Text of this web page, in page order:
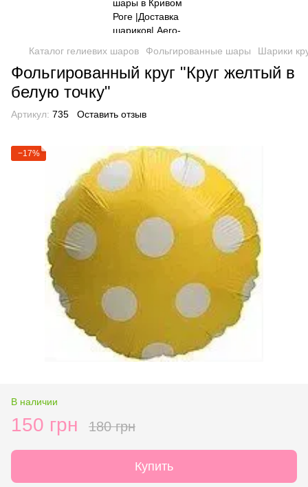
Каталог гелиевих шаров Фольгированные шары Шарики
Фольгированный круг "Круг желтый в
белую точку"
Артикул: 735 Оставить отзыв
−17%
В наличии
150 грн 180 грн
Купить